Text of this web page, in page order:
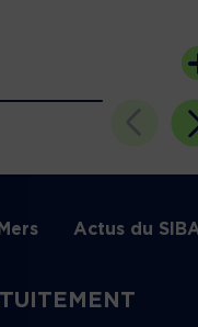
Actus du